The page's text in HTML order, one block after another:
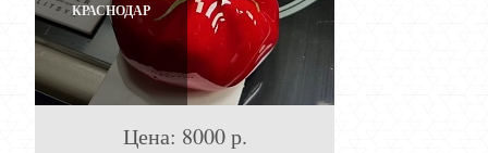
КРАСНОДАР
Цена: 8000 р.